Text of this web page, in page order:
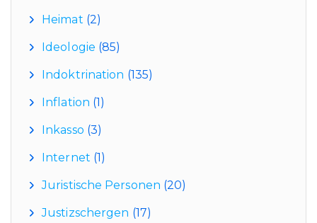
Heimat (2)
Ideologie (85)
Indoktrination (135)
Inflation (1)
Inkasso (3)
Internet (1)
Juristische Personen (20)
Justizschergen (17)